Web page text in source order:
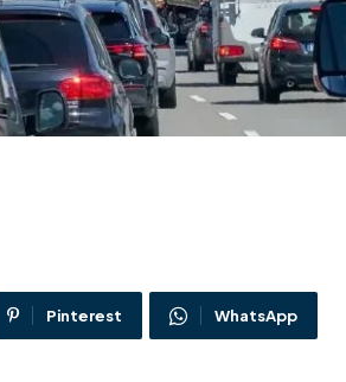
Pinterest WhatsApp